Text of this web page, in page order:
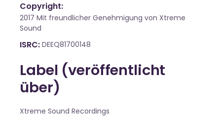
Copyright:
2017 Mit freundlicher Genehmigung von Xtreme
Sound
ISRC DEEQ81700148
Label (veröffentlicht
über)
Xtreme Sound Recordings